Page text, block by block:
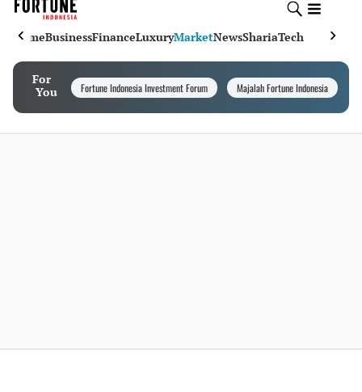
HomeBusinessFinanceLuxuryMarketNewsShariaTech
For
You
Fortune Indonesia Investment Forum Majalah Fortune Indonesia